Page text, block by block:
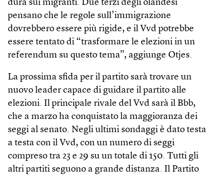
dura sui migranti. Due terzi degli olandesi
pensano che le regole sull’immigrazione
dovrebbero essere più rigide, e il Vvd potrebbe
essere tentato di “trasformare le elezioni in un
referendum su questo tema”, aggiunge Otjes.
La prossima sfida per il partito sarà trovare un
nuovo leader capace di guidare il partito alle
elezioni. Il principale rivale del Vvd sarà il Bbb,
che a marzo ha conquistato la maggioranza dei
seggi al senato. Negli ultimi sondaggi è dato testa
a testa con il Vvd, con un numero di seggi
compreso tra 23 e 29 su un totale di 150. Tutti gli
altri partiti seguono a grande distanza. Il Partito